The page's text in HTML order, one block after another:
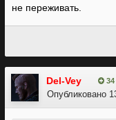
не переживать.
Del-Vey 34
Опубликовано